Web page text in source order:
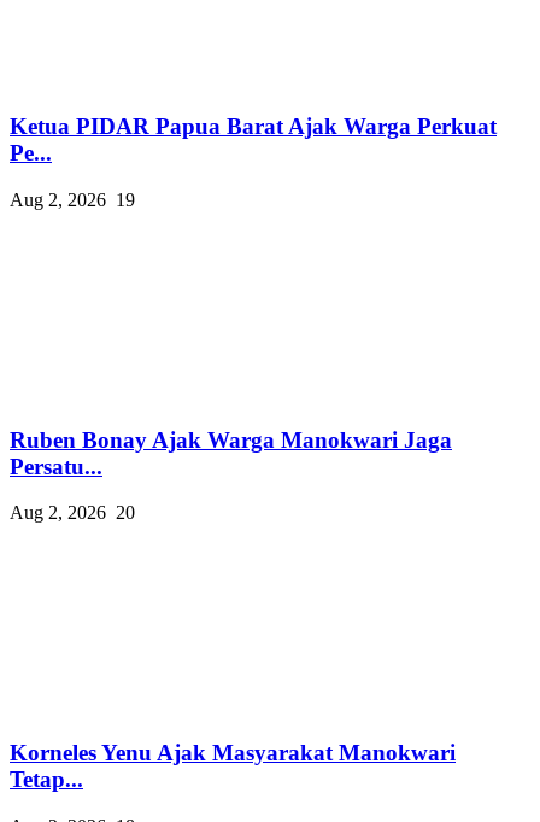
Ketua PIDAR Papua Barat Ajak Warga Perkuat
Pe...
Aug 2, 2026 19
Ruben Bonay Ajak Warga Manokwari Jaga
Persatu...
Aug 2, 2026 20
Korneles Yenu Ajak Masyarakat Manokwari
Tetap...